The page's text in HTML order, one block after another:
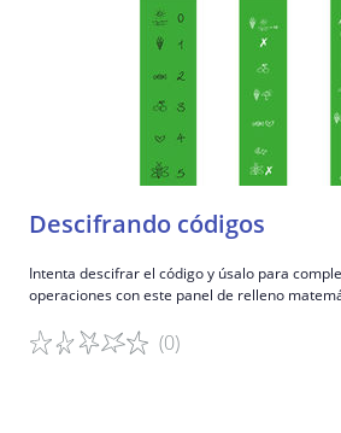
Descifrando códigos
Intenta descifrar el código y úsalo para
operaciones con este panel de relleno
(0)